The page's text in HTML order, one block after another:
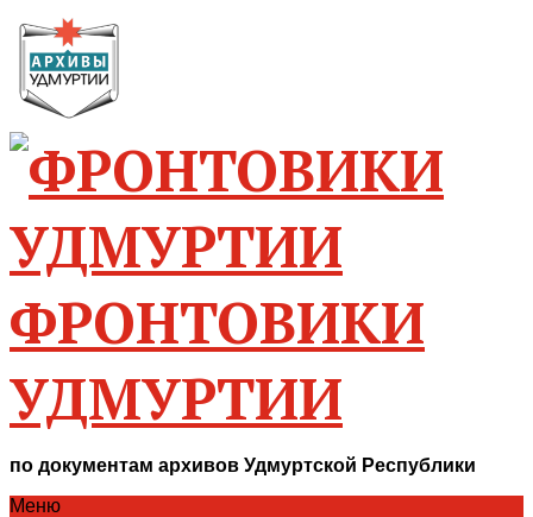
ФРОНТОВИКИ
УДМУРТИИ
по документам архивов Удмуртской Республики
Меню